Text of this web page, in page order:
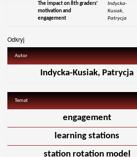
The impact on 8th graders’
motivation and
engagement
Indycka-
Kusiak,
Patrycja
Odkryj
Autor
Indycka-Kusiak, Patrycja
Temat
engagement
learning stations
station rotation model